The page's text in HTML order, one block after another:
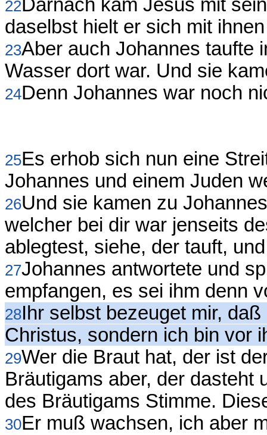
22Darnach kam Jesus mit
daselbst hielt er sich mit
23Aber auch Johannes taufte
Wasser dort war. Und sie
24Denn Johannes war noch
25Es erhob sich nun eine
Johannes und einem Juden
26Und sie kamen zu
welcher bei dir war jenseits
ablegtest, siehe, der tauft,
27Johannes antwortete und
empfangen, es sei ihm denn
28Ihr selbst bezeuget mir,
Christus, sondern ich bin vor
29Wer die Braut hat, der ist
Bräutigams aber, der dasteht
des Bräutigams Stimme.
30Er muß wachsen, ich aber